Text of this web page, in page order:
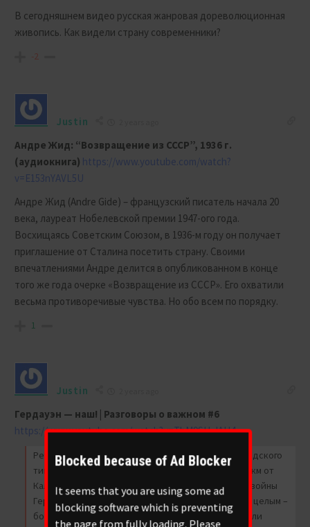
В сегодняшнем видео русская жанровая дореволюционная
живопись. Как видели страну современники?
-2
Justin
Андре Жид: “Возвращение из СССР”, 1936 г.
(аудиокнига) https://www.youtube.com/watch?
v=E153nYAVL5U
Андре Жид (Andre Gide) – французский писатель начала 20
века, лауреат Нобелевской премии 1947-ого года.
Восхищаясь Советским Союзом, в 1936-м году он получает
приглашение от Сталина посетить страну. Своими
впечатлениями Андре делится в опубликованном в конце
того же года очерке «Возвращение из СССР». Его охватили
весьма противоречивые чувства. Но обо всем по порядку.
1
Justin
Гердауэн — наш! | Разговоры о важном #6
https://www.youtube.com/watch?v=TbM9SH_lAH4
Речь в сегодняшнем видео пойдет о поселке городского
типа Железнодорожный (до 1945 – Гердауэн) в 50 км от
Калининграда. Бывшая Восточная Пруссия. После войны
Гердауэн перешел к России, причем практически целым –
боев тут почти не было. Немцев выселили. Прислали
Blocked because of Ad Blocker
It seems that you are using some ad
blocking software which is preventing
the page from fully loading. Please